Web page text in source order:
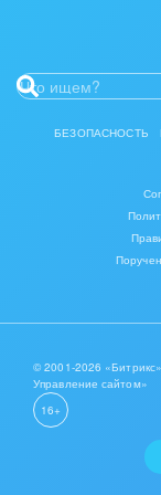
IT, Интернет
Культурные
Мебель, лес,
Металлургия
Мода, одежда,
БЕЗОПАСНОСТЬ
© 2001-2026
Управление сайтом»
16+